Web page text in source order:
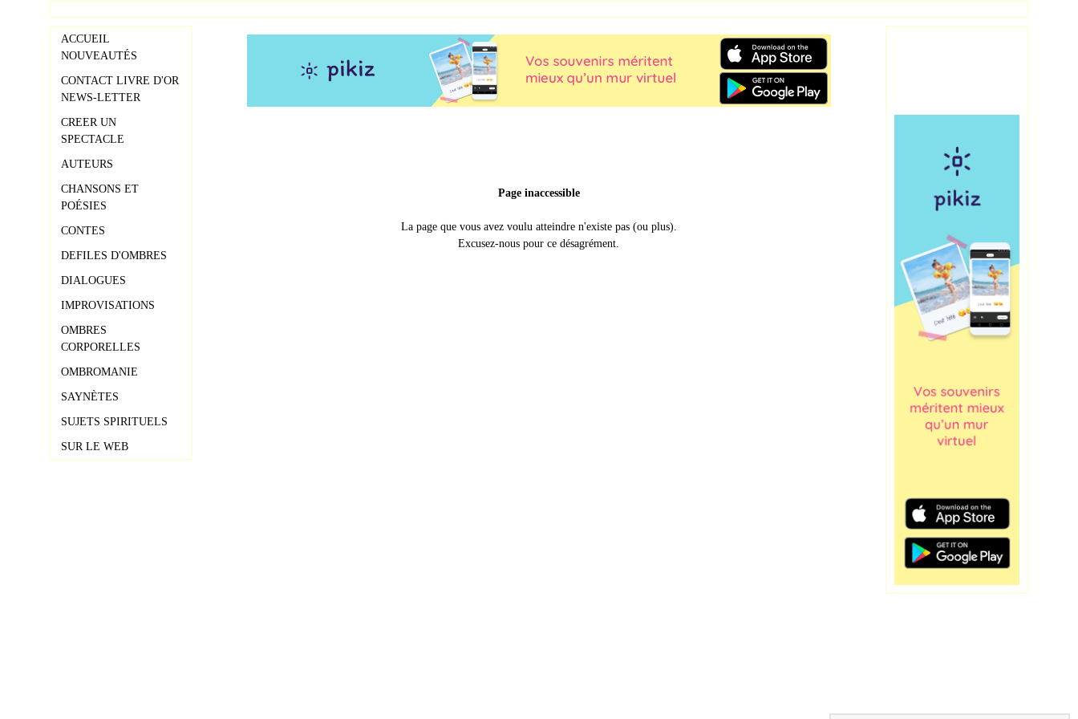
ACCUEIL
NOUVEAUTÉS
CONTACT LIVRE D'OR
NEWS-LETTER
CREER UN
SPECTACLE
AUTEURS
CHANSONS ET
POÉSIES
CONTES
DEFILES D'OMBRES
DIALOGUES
IMPROVISATIONS
OMBRES
CORPORELLES
OMBROMANIE
SAYNÈTES
SUJETS SPIRITUELS
SUR LE WEB
Page inaccessible
La page que vous avez voulu atteindre n'existe pas (ou plus).
Excusez-nous pour ce désagrément.